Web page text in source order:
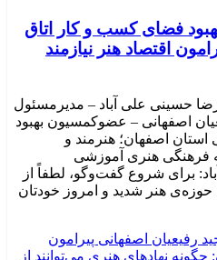
فضای کسب و کار اتاق
اقتصاد هنر نیازمند
حسینی علی آباد – مدیرمسئول
اصفهانی – عضوکمسیون بهبود
اصفهان؛ هنرمند و
فرهنگی هنری آموزشی
برای شروع گفت‌وگو، لطفاً از
حوزه‌ی هنر شدید و امروز خودتان